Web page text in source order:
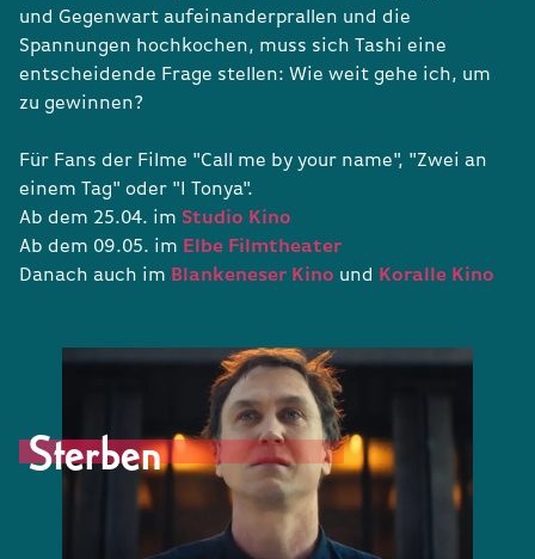
und Gegenwart aufeinanderprallen und die
Spannungen hochkochen, muss sich Tashi eine
entscheidende Frage stellen: Wie weit gehe ich, um
zu gewinnen?
Für Fans der Filme "Call me by your name", "Zwei an
einem Tag" oder "I Tonya".
Ab dem 25.04. im Studio Kino
Ab dem 09.05. im Elbe Filmtheater
Danach auch im Blankeneser Kino und Koralle Kino
Sterben